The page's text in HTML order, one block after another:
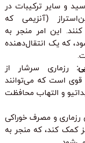
و سایر ترکیبات در
(آنزیمی که
این امر منجر به
که یک انتقال‌دهنده
رزماری سرشار از
قوی است که می‌توانند
و التهاب محافظت
و مصرف خوراکی
کمک کند، که منجر به